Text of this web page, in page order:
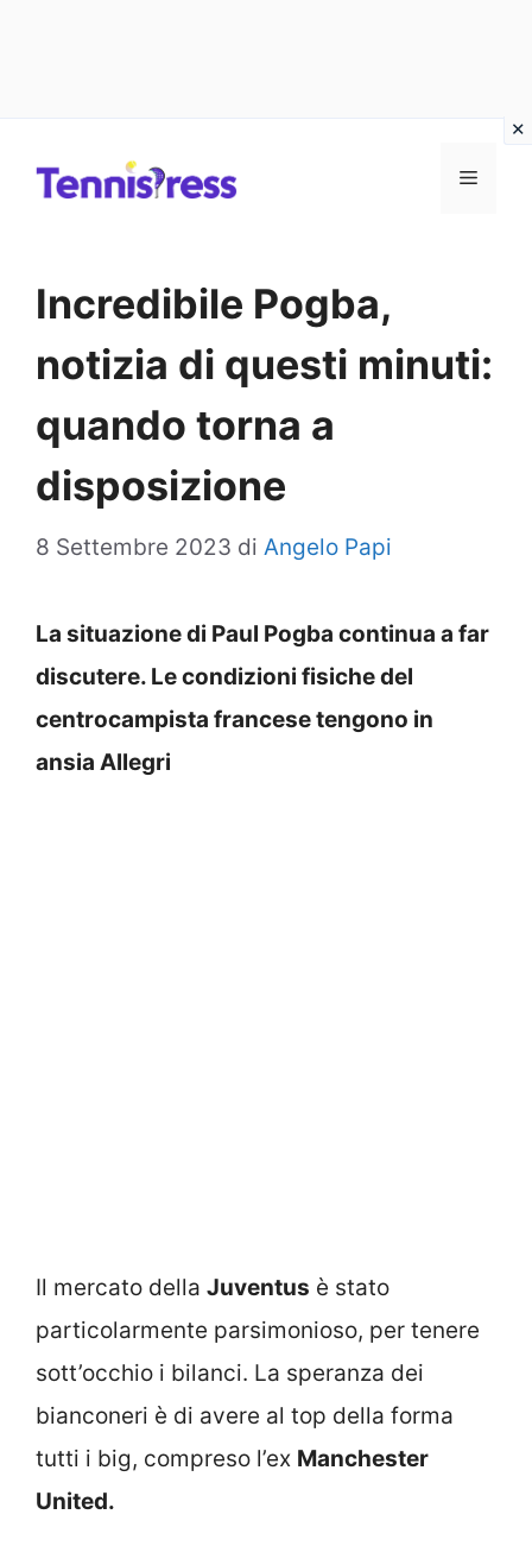
MENU
Incredibile Pogba,
notizia di questi minuti:
quando torna a
disposizione
8 Settembre 2023 di Angelo Papi
La situazione di Paul Pogba continua a far
discutere. Le condizioni fisiche del
centrocampista francese tengono in
ansia Allegri
Il mercato della Juventus è stato
particolarmente parsimonioso, per tenere
sott’occhio i bilanci. La speranza dei
bianconeri è di avere al top della forma
tutti i big, compreso l’ex Manchester
United.